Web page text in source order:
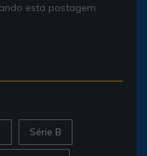
esta postagem
Série B